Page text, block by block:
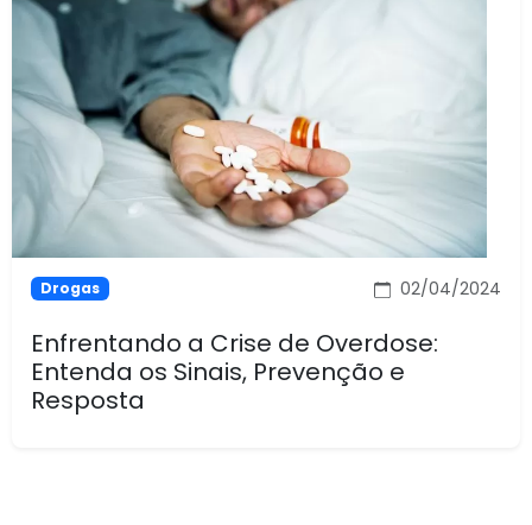
Drogas 02/04/2024
Enfrentando a Crise de Overdose:
Entenda os Sinais, Prevenção e
Resposta